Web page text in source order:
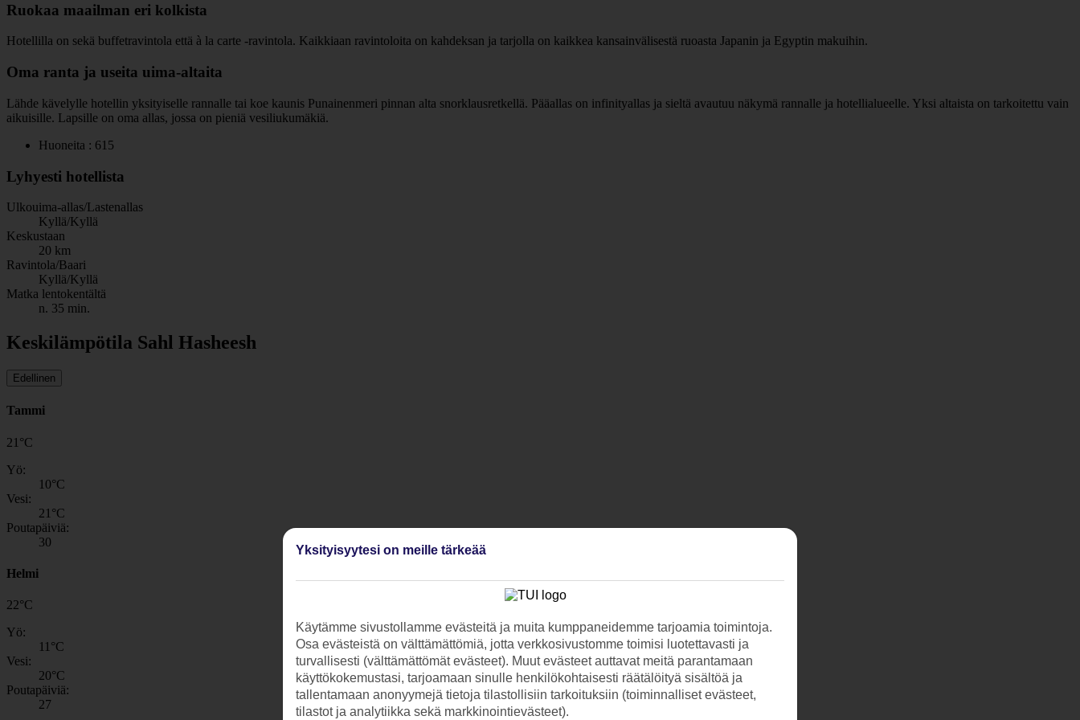
Ruokaa maailman eri kolkista
Hotellilla on sekä buffetravintola että à la carte -ravintola. Kaikkiaan ravintoloita on kahdeksan ja tarjolla on kaikkea kansainvälisestä ruoasta Japanin ja Egyptin makuihin.
Oma ranta ja useita uima-altaita
Lähde kävelylle hotellin yksityiselle rannalle tai koe kaunis Punainenmeri pinnan alta snorklausretkellä. Pääallas on infinityallas ja sieltä avautuu näkymä rannalle ja hotellialueelle. Yksi altaista on tarkoitettu vain
aikuisille. Lapsille on oma allas, jossa on pieniä vesiliukumäkiä.
Huoneita : 615
Lyhyesti hotellista
Ulkouima-allas/Lastenallas
Kyllä/Kyllä
Keskustaan
20 km
Ravintola/Baari
Kyllä/Kyllä
Matka lentokentältä
n. 35 min.
Keskilämpötila Sahl Hasheesh
Edellinen
Tammi
21 °C
Yö:
10°C
Vesi:
21 °C
Poutapäiviä:
30
Helmi
22°C
Yö:
11 °C
Vesi:
20°C
Poutapäiviä:
27
Yksityisyytesi on meille tärkeää
Käytämme sivustollamme evästeitä ja muita kumppaneidemme tarjoamia toimintoja.
Osa evästeistä on välttämättömiä, jotta verkkosivustomme toimisi luotettavasti ja
turvallisesti (välttämättömät evästeet). Muut evästeet auttavat meitä parantamaan
käyttökokemustasi, tarjoamaan sinulle henkilökohtaisesti räätälöityä sisältöä ja
tallentamaan anonyymejä tietoja tilastollisiin tarkoituksiin (toiminnalliset evästeet,
tilastot ja analytiikka sekä markkinointievästeet).